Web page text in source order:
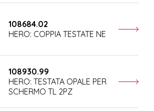
108684.02
HERO: COPPIA TESTATE NE
108930.99
HERO: TESTATA OPALE PER
SCHERMO TL 2PZ